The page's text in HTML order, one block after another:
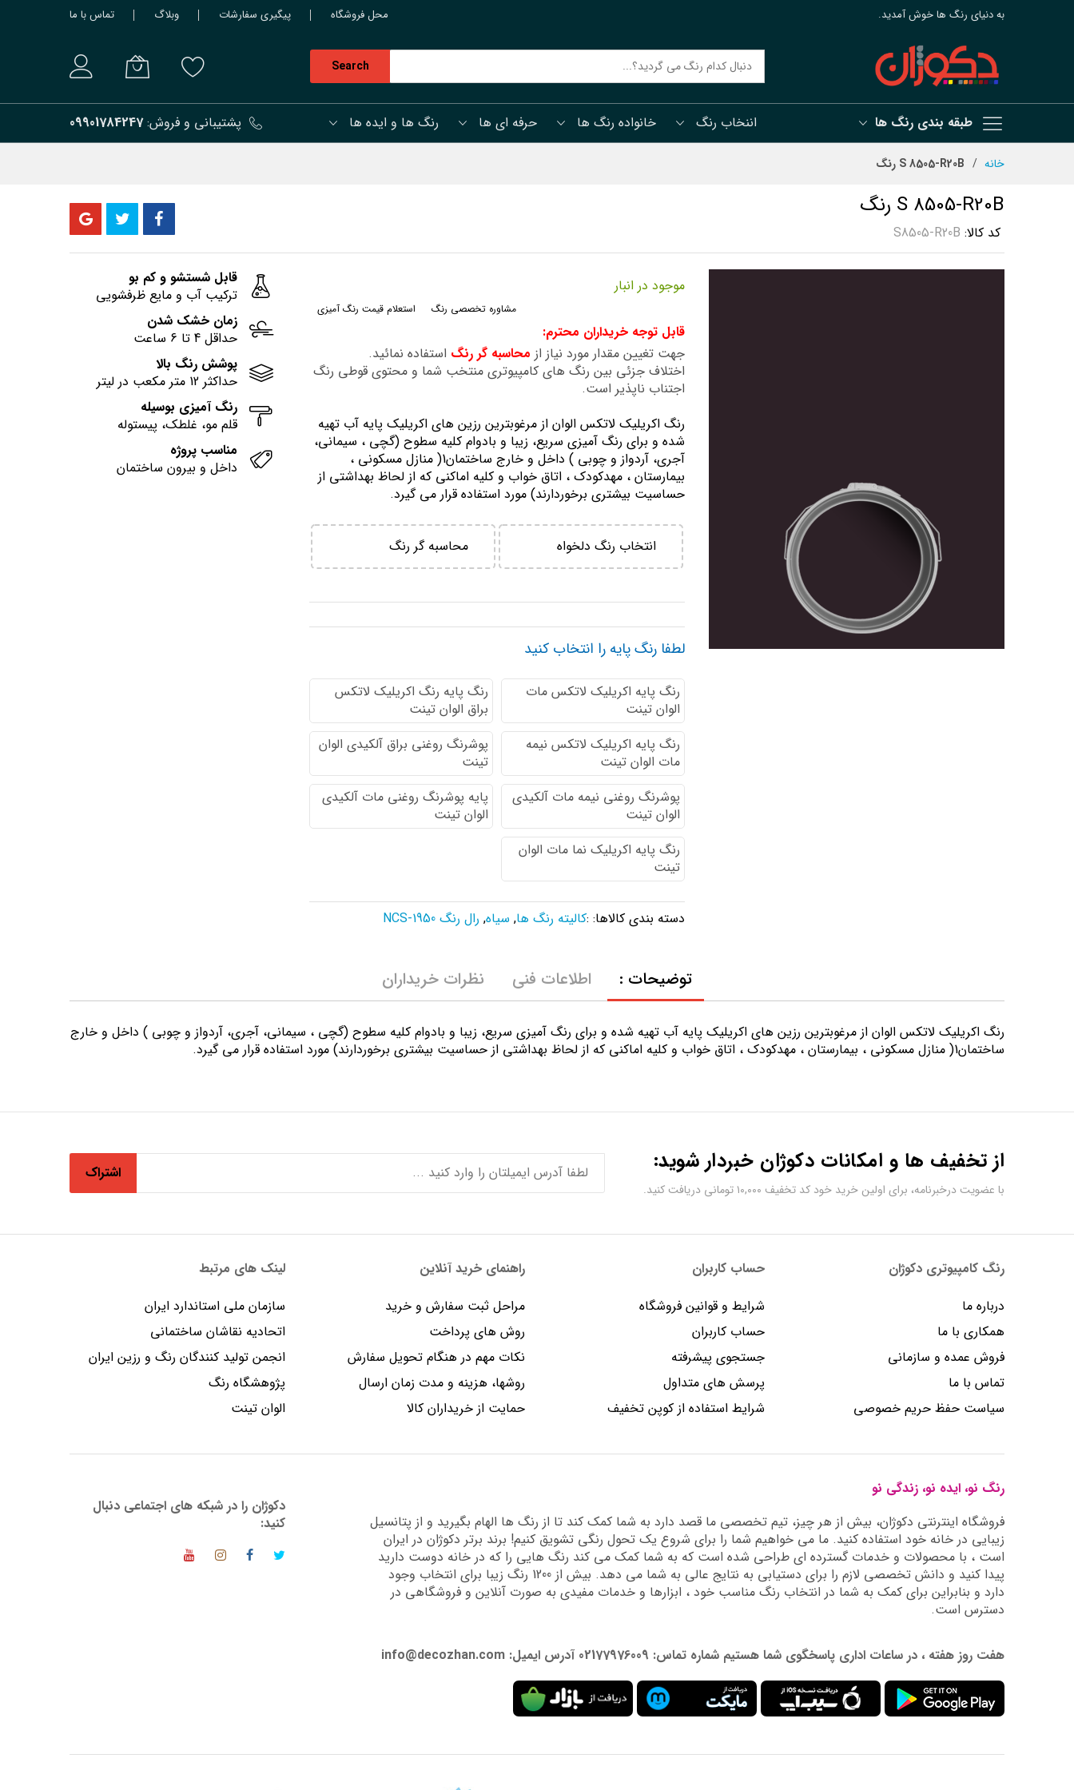
به دنیای رنگ ها خوش آمدید. محل فروشگاه پیگیری سفارشات وبلاگ تماس با ما
طبقه بندی رنگ ها
Search
اننخاب رنگ خانواده رنگ ها حرفه ای ها رنگ ها و ایده ها پشتیبانی و فروش:09901784247
خانه S 8505-R20B رنگ
S 8505-R20B رنگ
کد کالا S8505-R20B
موجود در انبار
استعلام قیمت رنگ آمیزی مشاوره تخصصی رنگ
قابل توجه خریداران محترم:
جهت تغیین مقدار مورد نیاز از محاسبه گر رنگ استفاده نمائید.
اختلاف جزئی بین رنگ های کامپیوتری منتخب شما و محتوی قوطی رنگ
اجتناب ناپذیر است.
رنگ اكريليك لاتكس الوان از مرغوبترين رزين هاي اكريليك پايه آب تهيه
شده و برای رنگ آمیزی سریع، زیبا و بادوام کلیه سطوح (گچی ، سیمانی،
آجری، آردواز و چوبی ) داخل و خارج ساختمان1( منازل مسكوني ،
بيمارستان ، مهدكودك ، اتاق خواب و كليه اماكني كه از لحاظ بهداشتي از
حساسيت بيشتري برخوردارند) مورد استفاده قرار می گیرد.
انتخاب رنگ دلخواه محاسبه گر رنگ
لطفا رنگ پایه را انتخاب کنید
رنگ پایه اكريليك لاتكس مات
الوان تینت
رنگ پایه رنگ اكريليك لاتكس
براق الوان تینت
رنگ پایه اكريليك لاتكس نيمه
مات الوان تینت
پوشرنگ روغنی براق آلکیدی الوان
تینت
پوشرنگ روغنی نیمه مات آلکیدی
الوان تینت
پایه پوشرنگ روغنی مات آلکیدی
الوان تینت
رنگ پایه اکریلیک نما مات الوان
تینت
دسته بندی کالاها: :کالیته رنگ ها, سیاه, رال رنگ NCS-1950
قابل شستشو و کم بو
ترکیب آب و مایع ظرفشویی
زمان خشک شدن
حداقل 4 تا 6 ساعت
پوشش رنگ بالا
حداکثر 12 متر مکعب در لیتر
رنگ آمیزی بوسیله
قلم مو، غلطک، پیستوله
مناسب پروژه
داخل و بیرون ساختمان
توضیحات :
رنگ اكريليك لاتكس الوان از مرغوبترين رزين هاي اكريليك پايه آب تهيه شده و برای رنگ آمیزی سریع، زیبا و بادوام کلیه سطوح (گچی ، سیمانی، آجری، آردواز و چوبی ) داخل و خارج
ساختمان1( منازل مسكوني ، بيمارستان ، مهدكودك ، اتاق خواب و كليه اماكني كه از لحاظ بهداشتي از حساسيت بيشتري برخوردارند) مورد استفاده قرار می گیرد.
اطلاعات فنی نظرات خریداران
از تخفیف ها و امکانات دکوژان خبردار شوید:
با عضویت درخبرنامه، برای اولین خرید خود کد تخفیف ۱۰,۰۰۰ تومانی دریافت کنید.
اشتراک
رنگ کامپیوتری دکوژان
درباره ما
همکاری با ما
فروش عمده و سازمانی
تماس با ما
سیاست حفظ حریم خصوصی
حساب کاربران
شرایط و قوانین فروشگاه
حساب کاربران
جستجوی پیشرفته
پرسش های متداول
شرایط استفاده از کوپن تخفیف
راهنمای خرید آنلاین
مراحل ثبت سفارش و خرید
روش های پرداخت
نکات مهم در هنگام تحویل سفارش
روشها، هزینه و مدت زمان ارسال
حمایت از خریداران کالا
لینک های مرتبط
سازمان ملی استاندارد ایران
اتحادیه نقاشان ساختمانی
انجمن توليد كنندگان رنگ و رزين ايران
پژوهشگاه رنگ
الوان تینت
رنگ نو، ایده نو، زندگی نو
فروشگاه اینترنتی دکوژان، بیش از هر چیز، تیم تخصصی ما قصد دارد به شما کمک کند تا از رنگ ها الهام بگیرید و از پتانسیل
زیبایی در خانه خود استفاده کنید. ما می خواهیم شما را برای شروع یک تحول رنگی تشویق کنیم! برند برتر دکوژان در ایران
است ، با محصولات و خدمات گسترده ای طراحی شده است که به شما کمک می کند رنگ هایی را که در خانه دوست دارید
پیدا کنید و دانش تخصصی لازم را برای دستیابی به نتایج عالی به شما می دهد. بیش از 1200 رنگ زیبا برای انتخاب وجود
دارد و بنابراین برای کمک به شما در انتخاب رنگ مناسب خود ، ابزارها و خدمات مفیدی به صورت آنلاین و فروشگاهی در
دسترس است.
هفت روز هفته ، در ساعات اداری پاسخگوی شما هستیم شماره تماس: 02177976009 آدرس ایمیل: info@decozhan.com
دکوژان را در شبکه های اجتماعی دنبال
کنید: